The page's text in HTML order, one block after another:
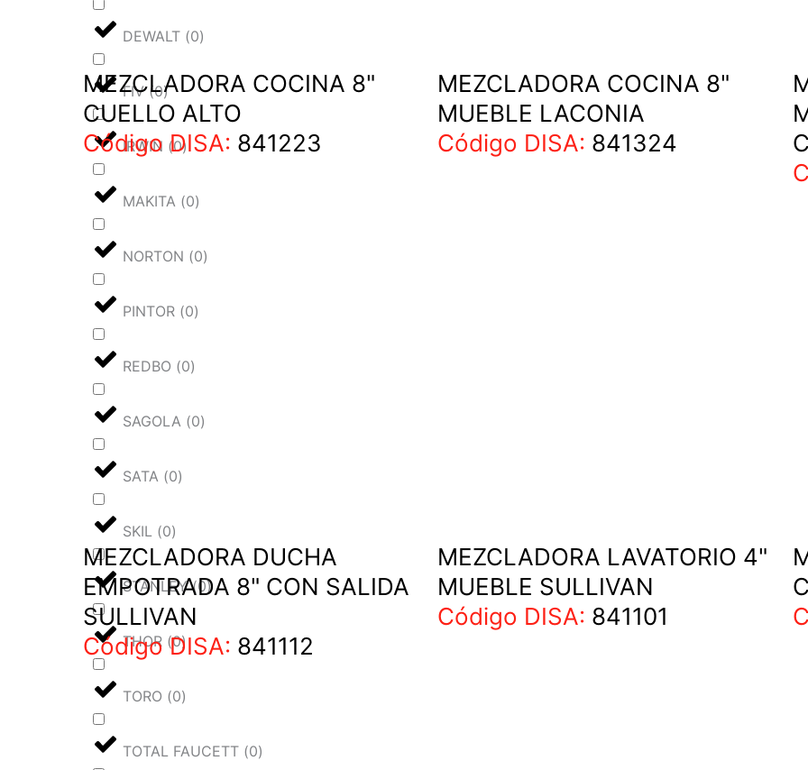
DEWALT (0)
FIV(0)
IRWIN (0)
MAKITA (0)
NORTON (0)
PINTOR (0)
REDBO (0)
SAGOLA (0)
SATA (0)
SKIL (0)
STANLEY(0)
THOR (0)
TORO (0)
TOTAL FAUCETT (0)
MEZCLADORA COCINA 8"
CUELLO ALTO
Código DISA: 841223
MEZCLADORA COCINA 8"
MUEBLE LACONIA
Código DISA: 841324
MEZCLADORA DUCHA
EMPOTRADA 8" CON SALIDA
SULLIVAN
Código DISA: 841112
MEZCLADORA LAVATORIO 4"
MUEBLE SULLIVAN
Código DISA: 841101